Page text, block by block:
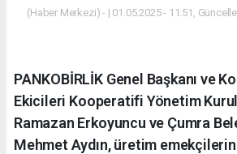
(Haber Merkezi) - | 01.05.2025 - 11:51,
PANKOBİRLİK Genel Başkanı ve
Ekicileri Kooperatifi Yönetim
Ramazan Erkoyuncu ve Çumra
Mehmet Aydın, üretim